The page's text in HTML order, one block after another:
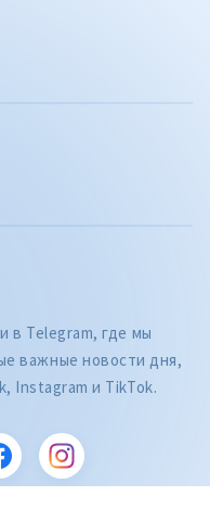
в Telegram, где мы
важные новости дня,
Instagram и TikTok.
articolul